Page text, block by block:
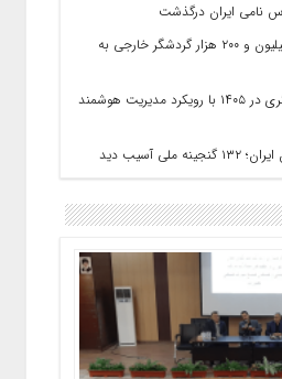
نامی ایران درگذشت
معاون گردشگری؛ ورود ۶ میلیون و ۲۰۰ هزار گردشگر خارجی به
وزیر میراث فرهنگی؛ گردشگری در ۱۴۰۵ با رویکرد مدیریت هوشمند
آسیب دید